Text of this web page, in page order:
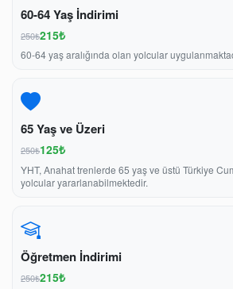
60-64 Yaş İndirimi
250₺215₺
60-64 yaş aralığında olan yolcular
65 Yaş ve Üzeri
250₺125₺
YHT, Anahat trenlerde 65 yaş ve üstü Türkiye
yolcular yararlanabilmektedir.
Öğretmen İndirimi
250₺215₺